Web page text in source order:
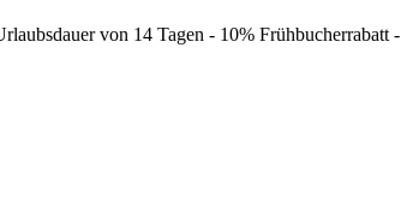
von 14 Tagen - 10% Frühbucherrabatt -